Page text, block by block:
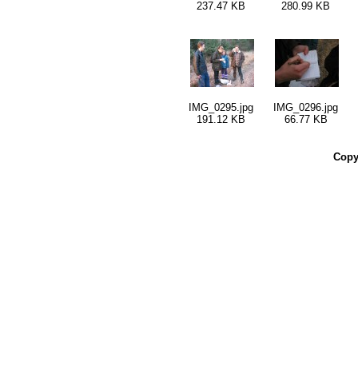
237.47 KB
280.99 KB
IMG_0295.jpg
191.12 KB
IMG_0296.jpg
66.77 KB